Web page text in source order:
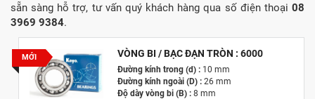
sẵn sàng hỗ trợ, tư vấn quý khách hàng qua số điện thoại 08
3969 9384‎.
MỚI VÒNG BI / BẠC ĐẠN TRÒN : 6000
Đường kính trong (d) :10 mm
Đường kính ngoài (D) :26 mm
Độ dày vòng bi (B) :8 mm